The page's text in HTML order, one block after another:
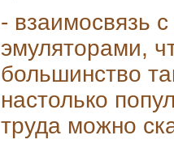
- взаимосвязь
эмуляторами,
большинство
настолько
труда можно